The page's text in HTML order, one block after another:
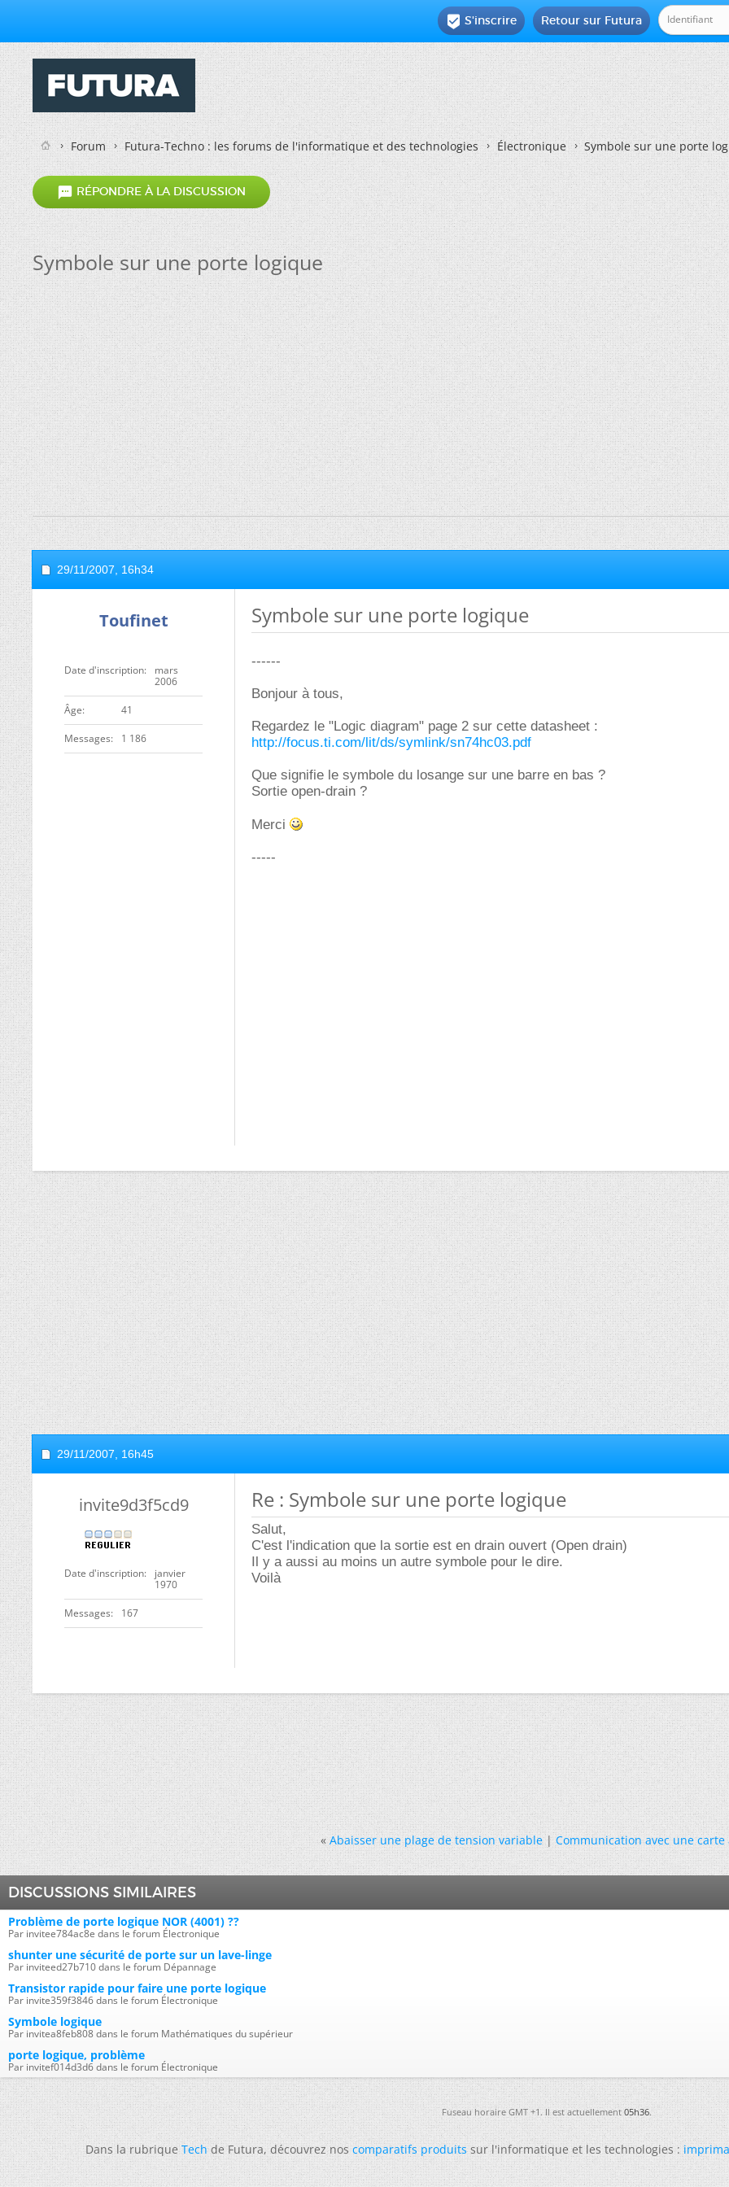
Retour sur Futura
 S'inscrire
Forum Futura-Techno : les forums de l'informatique et des technologies Électronique Symbole sur une porte
 RÉPONDRE À LA DISCUSSION
Symbole sur une porte logique
29/11/2007, 16h34
Toufinet
Date d'inscription
mars
2006
ge 41
Messages 1 186
Symbole sur une porte logique
------
Bonjour à tous,
Regardez le "Logic diagram" page 2 sur cette datasheet :
http://focus.ti.com/lit/ds/symlink/sn74hc03.pdf
Que signifie le symbole du losange sur une barre en bas ?
Sortie open-drain ?
Merci
-----
29/11/2007, 16h45
invite9d3f5cd9
Date d'inscription
janvier
1970
Messages 167
Re : Symbole sur une porte logique
Salut,
C'est l'indication que la sortie est en drain ouvert (Open drain)
Il y a aussi au moins un autre symbole pour le dire.
Voilà
« Abaisser une plage de tension variable|Communication avec une carte
DISCUSSIONS SIMILAIRES
Problème de porte logique NOR (4001) ??
Par invitee784ac8e dans le forum Électronique
shunter une sécurité de porte sur un lave-linge
Par inviteed27b710 dans le forum Dépannage
Transistor rapide pour faire une porte logique
Par invite359f3846 dans le forum Électronique
Symbole logique
Par invitea8feb808 dans le forum Mathématiques du supérieur
porte logique, problème
Par invitef014d3d6 dans le forum Électronique
Fuseau horaire GMT +1. Il est actuellement05h36.
Dans la rubriqueTechde Futura, découvrez noscomparatifs produitssur l'informatique et les technologies :